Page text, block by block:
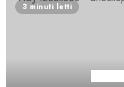
3 minuti letti